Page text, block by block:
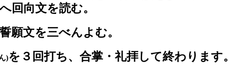
向文を読む。
願文を三べんよむ。
)を３回打ち、合掌・礼拝して終わります。